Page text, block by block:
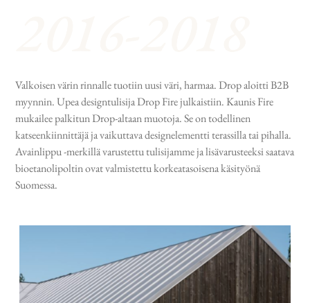
Valkoisen värin rinnalle tuotiin uusi väri, harmaa. Drop aloitti B2B
myynnin. Upea designtulisija Drop Fire julkaistiin. Kaunis Fire
mukailee palkitun Drop-altaan muotoja. Se on todellinen
katseenkiinnittäjä ja vaikuttava designelementti terassilla tai pihalla.
Avainlippu -merkillä varustettu tulisijamme ja lisävarusteeksi saatava
bioetanolipoltin ovat valmistettu korkeatasoisena käsityönä
Suomessa.